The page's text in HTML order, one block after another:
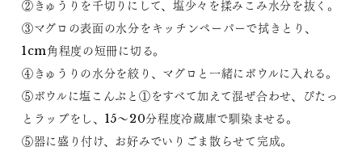
②きゅうりを千切りにして、塩少々を揉みこみ水分を抜く。
③マグロの表面の水分をキッチンペーパーで拭きとり、
1cm角程度の短冊に切る。
④きゅうりの水分を絞り、マグロと一緒にボウルに入れる。
⑤ボウルに塩こんぶと①をすべて加えて混ぜ合わせ、ぴたっ
とラップをし、15～20分程度冷蔵庫で馴染ませる。
⑤器に盛り付け、お好みでいりごま散らせて完成。